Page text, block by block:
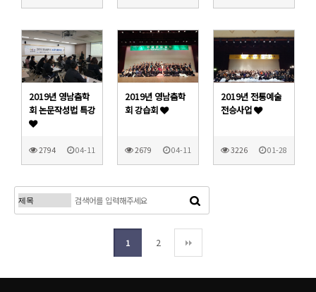
2019년 영남춤학
회 논문작성법 특강
2794 04-11
2019년 영남춤학
회 강습회
2679 04-11
2019년 전통예술
전승사업
3226 01-28
1 2